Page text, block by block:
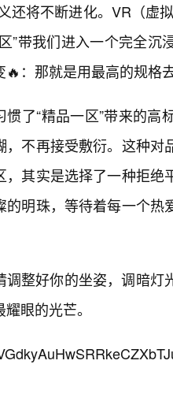
还将不断进化。VR（虚
”带我们进入一个完全
🔥：那就是用最高的规格
惯了“精品一区”带来的
，不再接受敷衍。这种
，其实是选择了一种拒
的明珠，等待着每一个
调整好你的坐姿，调暗灯
眼的光芒。